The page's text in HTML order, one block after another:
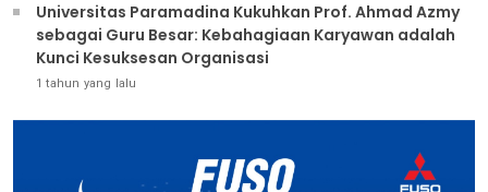
Universitas Paramadina Kukuhkan Prof. Ahmad Azmy
sebagai Guru Besar: Kebahagiaan Karyawan adalah
Kunci Kesuksesan Organisasi
1 tahun yang lalu